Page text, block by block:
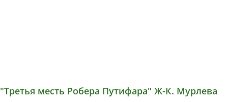
"Третья месть Робера Путифара" Ж-К. Мурлева